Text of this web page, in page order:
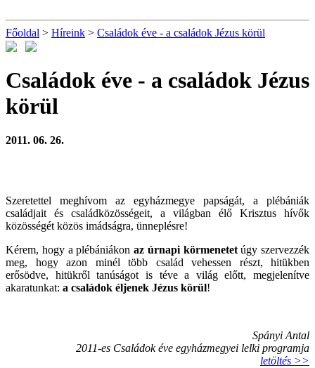
Főoldal > Híreink > Családok éve - a családok Jézus körül
Családok éve - a családok Jézus
körül
2011. 06. 26.
Szeretettel meghívom az egyházmegye papságát, a plébániák
családjait és családközösségeit, a világban élő Krisztus hívők
közösségét közös imádságra, ünneplésre!
Kérem, hogy a plébániákon az úrnapi körmenetetúgy szervezzék
meg, hogy azon minél több család vehessen részt, hitükben
erősödve, hitükről tanúságot is téve a világ előtt, megjelenítve
akaratunkat: a családok éljenek Jézus körül!
Spányi Antal
2011-es Családok éve egyházmegyei lelki programja
letöltés >>